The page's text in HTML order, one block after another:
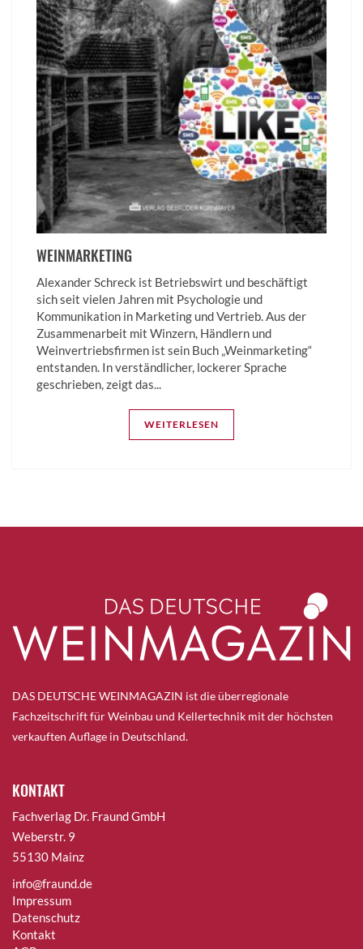
WEINMARKETING
Alexander Schreck ist Betriebswirt und beschäftigt
sich seit vielen Jahren mit Psychologie und
Kommunikation in Marketing und Vertrieb. Aus der
Zusammenarbeit mit Winzern, Händlern und
Weinvertriebsfirmen ist sein Buch „Weinmarketing“
entstanden. In verständlicher, lockerer Sprache
geschrieben, zeigt das...
WEITERLESEN
DAS DEUTSCHE WEINMAGAZIN ist die überregionale
Fachzeitschrift für Weinbau und Kellertechnik mit der höchsten
verkauften Auflage in Deutschland.
KONTAKT
Fachverlag Dr. Fraund GmbH
Weberstr. 9
55130 Mainz
info@fraund.de
Impressum
Datenschutz
Kontakt